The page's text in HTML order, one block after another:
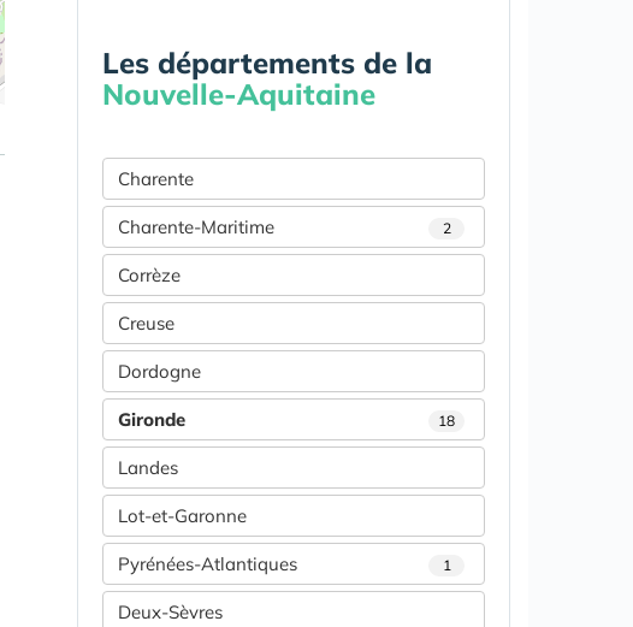
Les départements de la
Nouvelle-Aquitaine
Charente
Charente-Maritime 2
Corrèze
Creuse
Dordogne
Gironde 18
Landes
Lot-et-Garonne
Pyrénées-Atlantiques 1
Deux-Sèvres